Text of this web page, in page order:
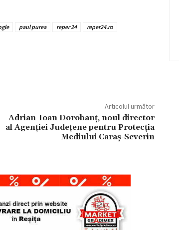
paul purea reper 24
reper24.ro
Articolul următor
Adrian-Ioan Dorobanţ, noul director
al Agenției Județene pentru Protecția
Mediului Caraş-Severin